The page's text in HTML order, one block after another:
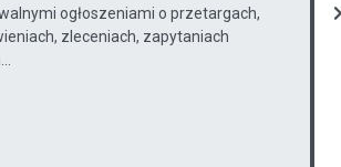
ogłoszeniami o przetargach,
zleceniach, zapytaniach